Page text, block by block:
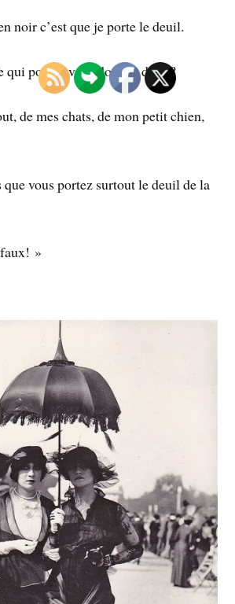
noir c’est que je porte le deuil.
qui portez-vous donc le deuil?
de mes chats, de mon petit chien,
que vous portez surtout le deuil de la
faux! »